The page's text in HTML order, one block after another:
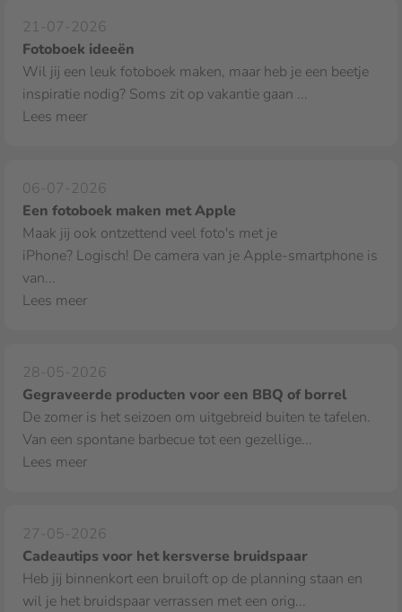
21-07-2026
Fotoboek ideeën
Wil jij een leuk fotoboek maken, maar heb je een beetje
inspiratie nodig? Soms zit op vakantie gaan ...
Lees meer
06-07-2026
Een fotoboek maken met Apple
Maak jij ook ontzettend veel foto's met je
iPhone? Logisch! De camera van je Apple‑smartphone is
van...
Lees meer
28-05-2026
Gegraveerde producten voor een BBQ of borrel
De zomer is het seizoen om uitgebreid buiten te tafelen.
Van een spontane barbecue tot een gezellige...
Lees meer
27-05-2026
Cadeautips voor het kersverse bruidspaar
Heb jij binnenkort een bruiloft op de planning staan en
wil je het bruidspaar verrassen met een orig...